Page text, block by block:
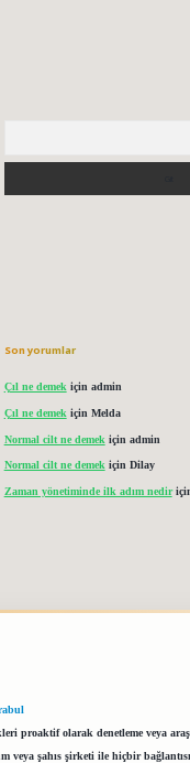
Son yorumlar
Çıl ne demekiçin admin
Çıl ne demek için Melda
Normal cilt ne demek için admin
Normal cilt ne demek için Dilay
Zaman yönetiminde ilk adım nedir
proaktif olarak denetleme veya
şahıs şirketi ile hiçbir